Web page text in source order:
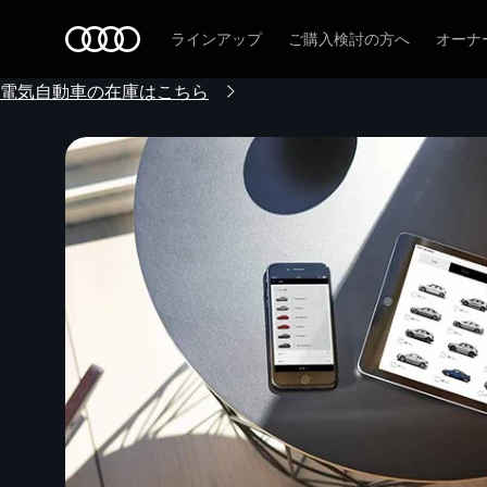
ラインアップ ご購入検討の方へ オーナ
電気自動車の在庫はこちら